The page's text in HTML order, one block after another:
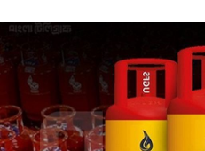
রাজনীতি
অর্থনীতি
আন্তর্জাতিক
সারাদেশ